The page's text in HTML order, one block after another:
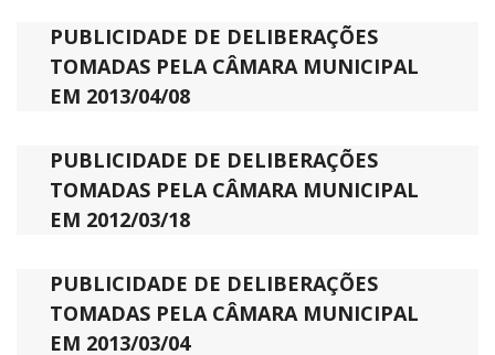
PUBLICIDADE DE DELIBERAÇÕES
TOMADAS PELA CÂMARA MUNICIPAL
EM 2013/04/08
PUBLICIDADE DE DELIBERAÇÕES
TOMADAS PELA CÂMARA MUNICIPAL
EM 2012/03/18
PUBLICIDADE DE DELIBERAÇÕES
TOMADAS PELA CÂMARA MUNICIPAL
EM 2013/03/04